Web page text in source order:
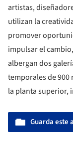
artistas,
utilizan la
promover
impulsar el
albergan dos
temporales de 900
la planta superior,
Guarda este